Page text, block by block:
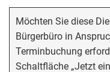
Möchten Sie diese
Bürgerbüro in
Terminbuchung
Schaltfläche „Jetzt